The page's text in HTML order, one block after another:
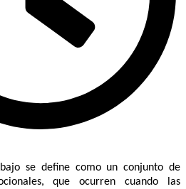
se define como un conjunto de
que ocurren cuando las